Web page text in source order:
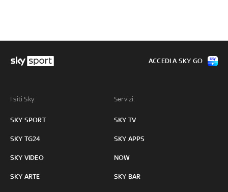
I siti Sky:
SKY SPORT
SKY TG24
SKY VIDEO
SKY ARTE
Servizi:
SKY TV
SKY APPS
NOW
SKY BAR
ACCEDI A SKY GO